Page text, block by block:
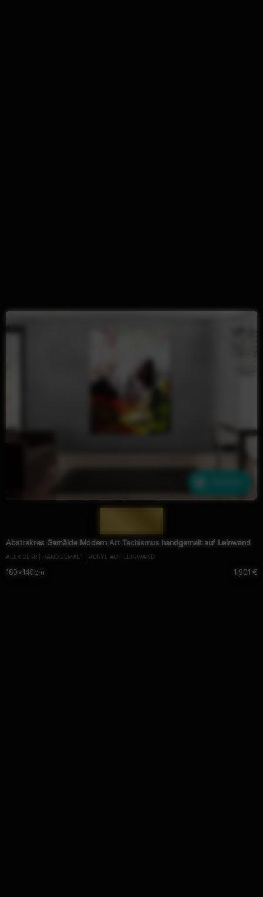
Abstrakres Gemälde Modern Art Tachismus handgemalt auf Leinwand
ALEX ZERR | HANDGEMALT | ACRYL AUF LEINWAND
180×140cm 1.901 €